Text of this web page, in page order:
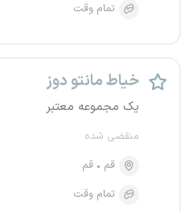
تمام وقت
خیاط مانتو دوز
یک مجموعه معتبر
منقضی شده
قم
قم
تمام وقت